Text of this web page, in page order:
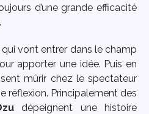
d’une grande efficacité
vont entrer dans le champ
apporter une idée. Puis en
mûrir chez le spectateur
réflexion. Principalement des
dépeignent une histoire